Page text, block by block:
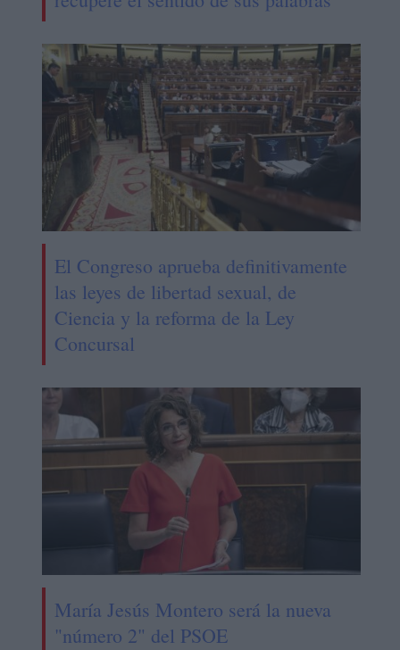
El Congreso aprueba definitivamente
las leyes de libertad sexual, de
Ciencia y la reforma de la Ley
Concursal
María Jesús Montero será la nueva
"número 2" del PSOE